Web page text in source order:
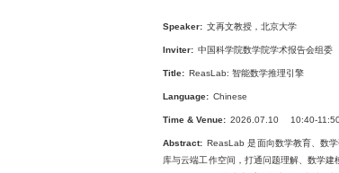
Speaker: 文再文教授，北京大学
Inviter:中国科学院数学院学术报告会组委
Title: ReasLab:智能数学推理引擎
Language: Chinese
Time & Venue:2026.07.10 10:40-11:50
Abstract: ReasLab 是面向数学教育、数
库与云端工作空间，打通问题理解、数学